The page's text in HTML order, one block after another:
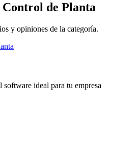
Control de Planta
y opiniones de la categoría.
software ideal para tu empresa